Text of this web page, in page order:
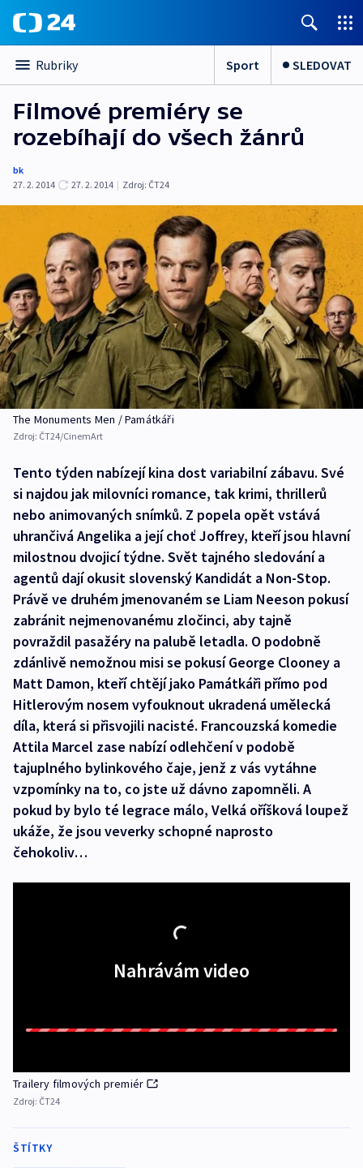
Rubriky Sport SLEDOVAT
Filmové premiéry se
rozebíhají do všech žánrů
bk
27. 2. 2014
27. 2. 2014 | Zdroj: ČT24
The Monuments Men / Památkáři
Zdroj: ČT24/CinemArt
Tento týden nabízejí kina dost variabilní zábavu. Své
si najdou jak milovníci romance, tak krimi, thrillerů
nebo animovaných snímků. Z popela opět vstává
uhrančivá Angelika a její choť Joffrey, kteří jsou hlavní
milostnou dvojicí týdne. Svět tajného sledování a
agentů dají okusit slovenský Kandidát a Non-Stop.
Právě ve druhém jmenovaném se Liam Neeson pokusí
zabránit nejmenovanému zločinci, aby tajně
povraždil pasažéry na palubě letadla. O podobně
zdánlivě nemožnou misi se pokusí George Clooney a
Matt Damon, kteří chtějí jako Památkáři přímo pod
Hitlerovým nosem vyfouknout ukradená umělecká
díla, která si přisvojili nacisté. Francouzská komedie
Attila Marcel zase nabízí odlehčení v podobě
tajuplného bylinkového čaje, jenž z vás vytáhne
vzpomínky na to, co jste už dávno zapomněli. A
pokud by bylo té legrace málo, Velká oříšková loupež
ukáže, že jsou veverky schopné naprosto
čehokoliv…
Nahrávám video
Trailery filmových premiér
Zdroj: ČT24
ŠTÍTKY